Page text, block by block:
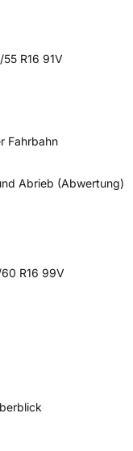
R16 91V
Fahrbahn
Abrieb (Abwertung)
R16 99V